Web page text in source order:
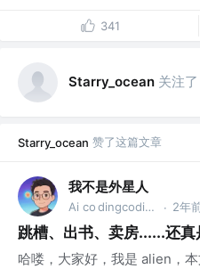
341
Starry_ocean 关注了
Starry_ocean 赞了这篇文章
我不是外星人
Ai co dingcoding @攻粽：外星人AI进化录 · 2年
跳槽、出书、卖房......还真
哈喽，大家好，我是 alien，